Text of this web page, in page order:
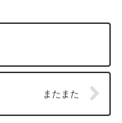
またまた